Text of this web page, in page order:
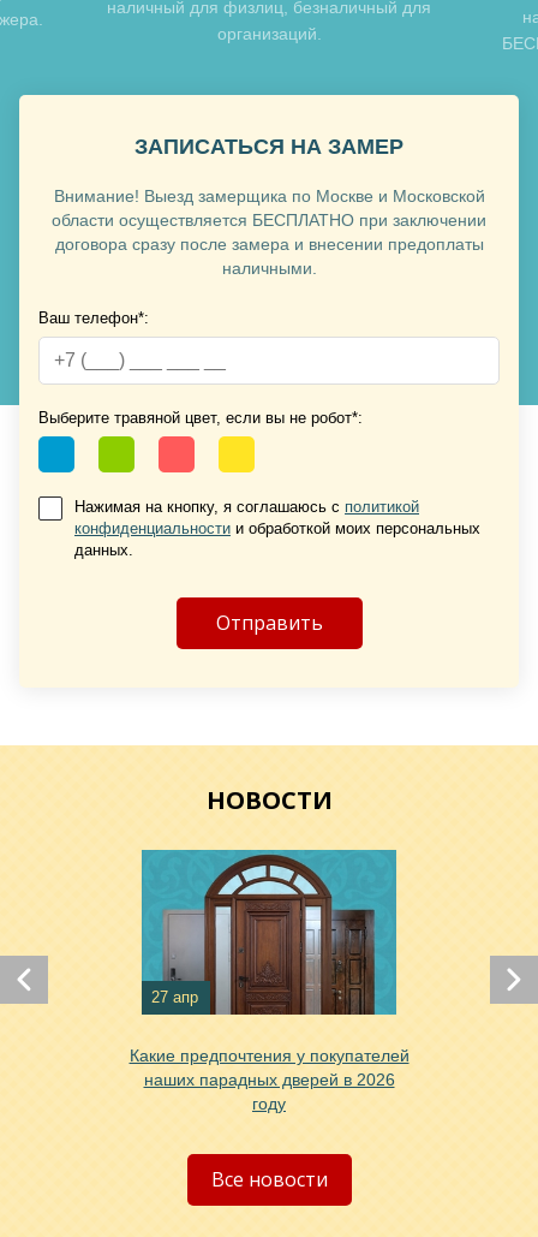
Хочу такую
Хочу такую
Хочу такую
Хочу такую
Хочу такую
наличный для физлиц, безналичный для
организаций.
ЗАПИСАТЬСЯ НА ЗАМЕР
Внимание! Выезд замерщика по Москве и Московской
области осуществляется БЕСПЛАТНО при заключении
договора сразу после замера и внесении предоплаты
наличными.
Ваш телефон*:
Выберите травяной цвет, если вы не робот*:
Нажимая на кнопку, я соглашаюсь с политикой
конфиденциальности и обработкой моих персональных
данных.
НОВОСТИ
27 апр
Какие предпочтения у покупателей
наших парадных дверей в 2026
году
Все новости